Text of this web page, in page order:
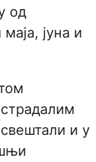
од
јуна и
и у